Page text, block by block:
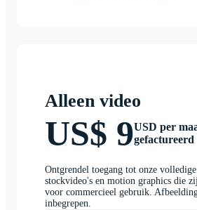
Alleen video
US$ 9USD per
gefactureerd
Ontgrendel toegang tot onze
stockvideo's en motion graphics die
voor commercieel gebruik.
inbegrepen.